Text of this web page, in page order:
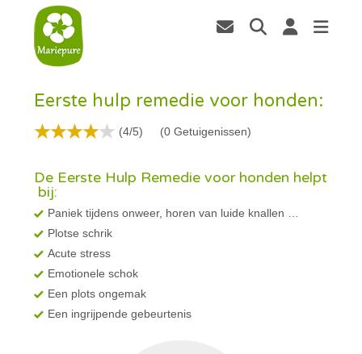
Eerste hulp remedie voor honden:
(4/5) (0 Getuigenissen)
De Eerste Hulp Remedie voor honden helpt
bij:
Paniek tijdens onweer, horen van luide knallen …
Plotse schrik
Acute stress
Emotionele schok
Een plots ongemak
Een ingrijpende gebeurtenis